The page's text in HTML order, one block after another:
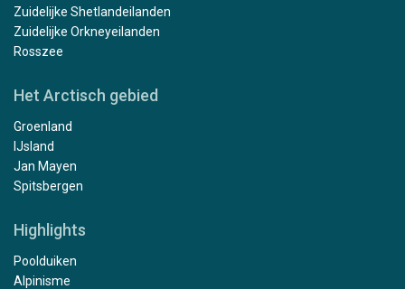
Zuidelijke Shetlandeilanden
Zuidelijke Orkneyeilanden
Rosszee
Het Arctisch gebied
Groenland
IJsland
Jan Mayen
Spitsbergen
Highlights
Poolduiken
Alpinisme